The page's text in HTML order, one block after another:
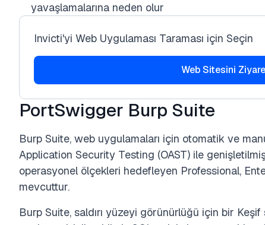
yavaşlamalarına neden olur
Invicti'yi Web Uygulaması Taraması için Seçin
Web Sitesini
PortSwigger Burp Suite
Burp Suite, web uygulamaları için otomatik ve
Application Security Testing (OAST) ile
operasyonel ölçekleri hedefleyen Professional,
mevcuttur.
Burp Suite, saldırı yüzeyi görünürlüğü için bir Keşif